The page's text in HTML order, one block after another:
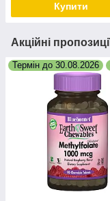
Купити
Акційні
Термін до 30.08.2026